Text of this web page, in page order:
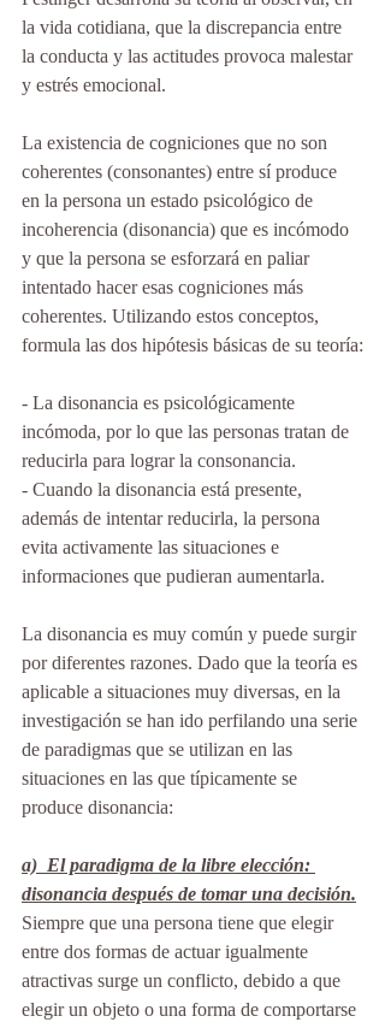
la vida cotidiana, que la discrepancia entre
la conducta y las actitudes provoca malestar
y estrés emocional.
La existencia de cogniciones que no son
coherentes (consonantes) entre sí produce
en la persona un estado psicológico de
incoherencia (disonancia) que es incómodo
y que la persona se esforzará en paliar
intentado hacer esas cogniciones más
coherentes. Utilizando estos conceptos,
formula las dos hipótesis básicas de su teoría:
- La disonancia es psicológicamente
incómoda, por lo que las personas tratan de
reducirla para lograr la consonancia.
- Cuando la disonancia está presente,
además de intentar reducirla, la persona
evita activamente las situaciones e
informaciones que pudieran aumentarla.
La disonancia es muy común y puede surgir
por diferentes razones. Dado que la teoría es
aplicable a situaciones muy diversas, en la
investigación se han ido perfilando una serie
de paradigmas que se utilizan en las
situaciones en las que típicamente se
produce disonancia:
a)  El paradigma de la libre elección:
disonancia después de tomar una decisión.
Siempre que una persona tiene que elegir
entre dos formas de actuar igualmente
atractivas surge un conflicto, debido a que
elegir un objeto o una forma de comportarse